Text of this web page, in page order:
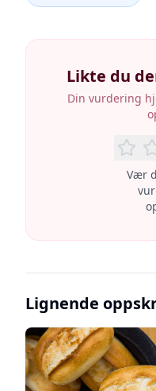
Likte du
Din vurdering
Vær
Lignende